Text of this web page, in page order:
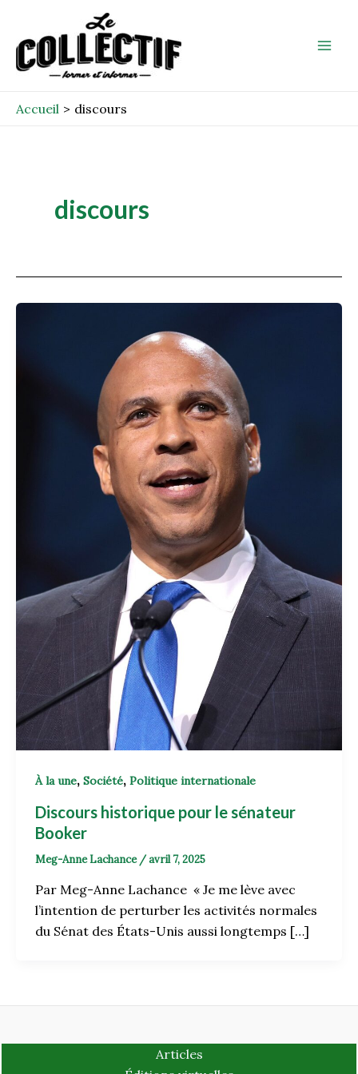
contenu
Accueil discours
discours
À la une, Société, Politique internationale
Discours historique pour le sénateur
Booker
Meg-Anne Lachance /avril 7, 2025
Par Meg-Anne Lachance « Je me lève avec
l’intention de perturber les activités normales
du Sénat des États-Unis aussi longtemps […]
Articles